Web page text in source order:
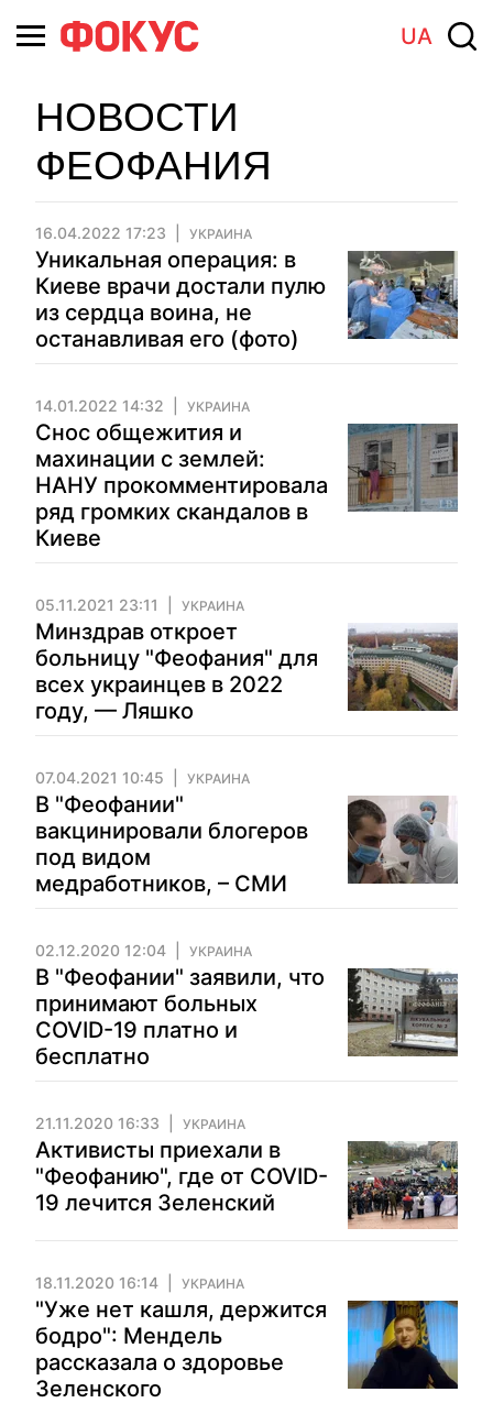
UA
НОВОСТИ
ФЕОФАНИЯ
16.04.2022 17:23 УКРАИНА
Уникальная операция: в
Киеве врачи достали пулю
из сердца воина, не
останавливая его (фото)
14.01.2022 14:32 УКРАИНА
Снос общежития и
махинации с землей:
НАНУ прокомментировала
ряд громких скандалов в
Киеве
05.11.2021 23:11 УКРАИНА
Минздрав откроет
больницу "Феофания" для
всех украинцев в 2022
году, — Ляшко
07.04.2021 10:45 УКРАИНА
В "Феофании"
вакцинировали блогеров
под видом
медработников, – СМИ
02.12.2020 12:04 УКРАИНА
В "Феофании" заявили, что
принимают больных
COVID-19 платно и
бесплатно
21.11.2020 16:33 УКРАИНА
Активисты приехали в
"Феофанию", где от COVID-
19 лечится Зеленский
18.11.2020 16:14 УКРАИНА
"Уже нет кашля, держится
бодро": Мендель
рассказала о здоровье
Зеленского